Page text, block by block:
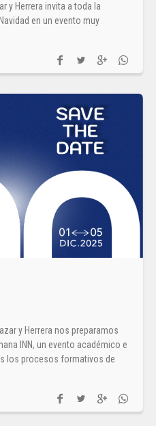
y Herrera invita a toda la
en un evento muy
y Herrera nos preparamos
INN, un evento académico e
los procesos formativos de